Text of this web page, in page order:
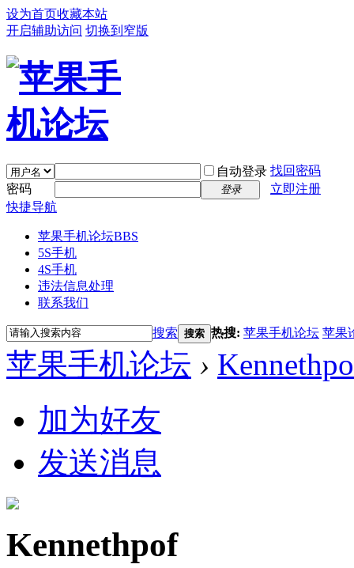
设为首页收藏本站
开启辅助访问 切换到窄版
自动登录 找回密码
密码
登录
立即注册
快捷导航
苹果手机论坛BBS
5S手机
4S手机
违法信息处理
联系我们
搜索 搜索 热搜: 苹果手机论坛 苹果
苹果手机论坛 ›
加为好友
发送消息
Kennethpof